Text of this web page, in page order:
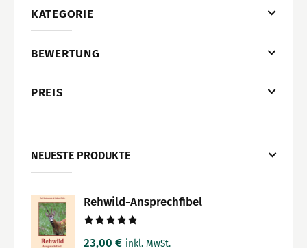
KATEGORIE
BEWERTUNG
PREIS
NEUESTE PRODUKTE
Rehwild-Ansprechfibel
mit5.00
23,00 € inkl. MwSt.